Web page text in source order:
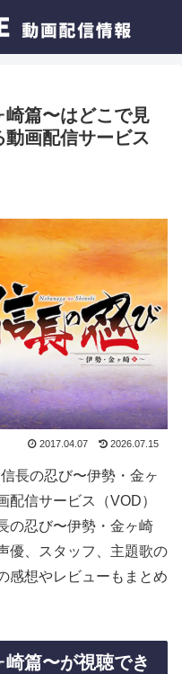
篇〜はどこで見
画配信サービス
2017.04.07 2026.07.15
長の忍び〜伊勢・金ヶ
信サービス（VOD）
の忍び〜伊勢・金ヶ崎
優、スタッフ、主題歌の
感想やレビューもまとめ
篇〜が視聴でき